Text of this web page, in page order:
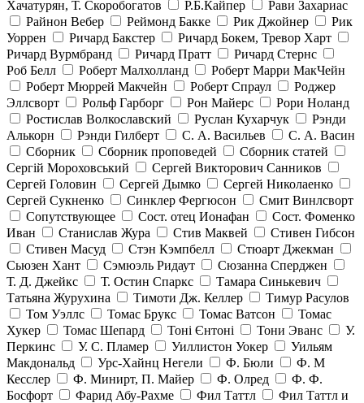
Хачатурян, Т. Скоробогатов Р.Б.Кайпер
Рави Захариас
Райнон Вебер
Реймонд Бакке Рик Джойнер
Рик
Уоррен
Ричард Бакстер
Ричард Бокем, Тревор Харт
Ричард Вурмбранд
Ричард Пратт
Ричард Стернс
Роб Белл
Роберт Малхолланд
Роберт Марри МакЧейн
Роберт Мюррей Макчейн
Роберт Спраул
Роджер
Эллсворт
Рольф Гарборг Рон Майерс
Рори Ноланд
Ростислав Волкославский
Руслан Кухарчук
Рэнди
Алькорн
Рэнди Гилберт С. А. Васильев
С. А. Васин
Сборник
Сборник проповедей
Сборник статей
Сергій Мороховський
Сергей Викторович Санников
Сергей Головин
Сергей Дымко
Сергей Николаенко
Сергей Сукненко
Синклер Фергюсон
Смит Винлсворт
Сопутствующее
Сост. отец Ионафан
Сост. Фоменко
Иван
Станислав Жура Стив Маквей
Стивен Гибсон
Стивен Масуд
Стэн Кэмпбелл
Стюарт Джекман
Сьюзен Хант
Сэмюэль Ридаут
Сюзанна Сперджен
Т. Д. Джейкс
Т. Остин Спаркс
Тамара Синькевич
Татьяна Журухина
Тимоти Дж. Келлер
Тимур Расулов
Том Уэллс
Томас Брукс Томас Ватсон
Томас
Хукер
Томас Шепард Тоні Єнтоні Тони Эванс
У.
Перкинс
У. С. Пламер Уиллистон Уокер
Уильям
Макдональд
Урс-Хайнц Негели Ф. Бюли
Ф. М
Кесслер
Ф. Минирт, П. Майер Ф. Олред
Ф. Ф.
Босфорт
Фарид Абу-Рахме Фил Таттл
Фил Таттл и